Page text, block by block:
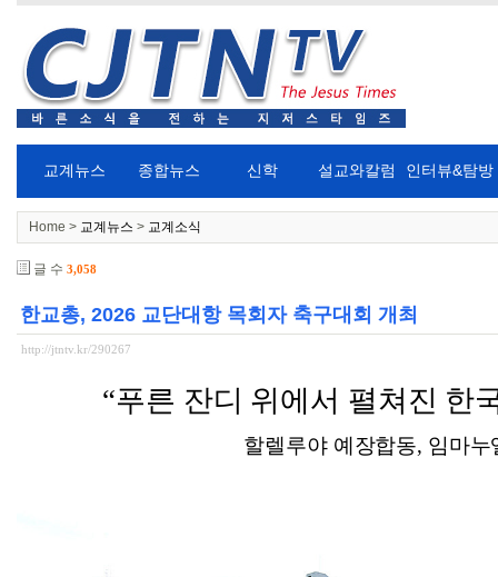
교계뉴스 종합뉴스 신학 설교와칼럼 인터뷰&탐방
Home > 교계뉴스 > 교계소식
글 수 3,058
한교총, 2026 교단대항 목회자 축구대회 개최
http://jtntv.kr/290267
“푸른 잔디 위에서 펼쳐진 한
할렐루야 예장합동, 임마누